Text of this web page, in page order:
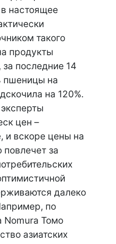
настоящее
такого
продукты
последние 14
пшеницы на
на 120%.
цен –
и вскоре цены на
повлечет за
далеко
по
Nomura Томо
азиатских